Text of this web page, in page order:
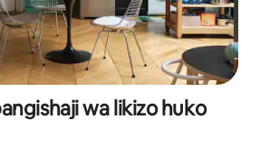
wa likizo huko